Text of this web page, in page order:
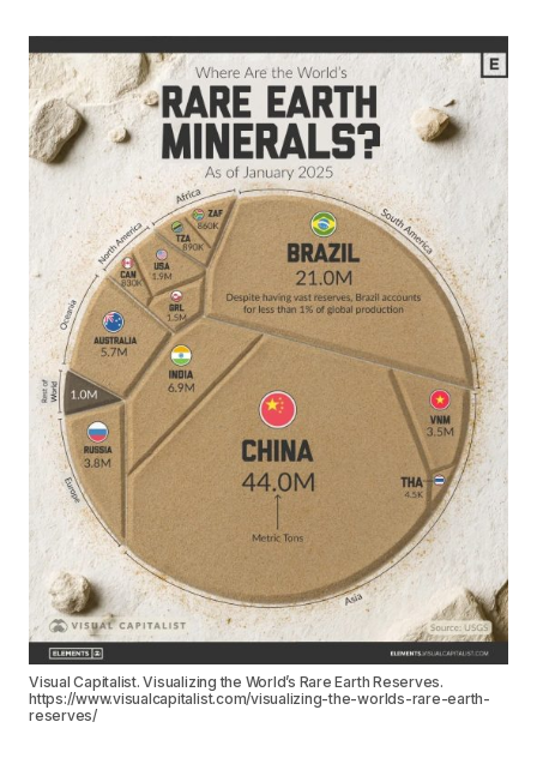
Visual Capitalist. Visualizing the World’s Rare Earth Reserves.
https://www.visualcapitalist.com/visualizing-the-worlds-rare-earth-
reserves/